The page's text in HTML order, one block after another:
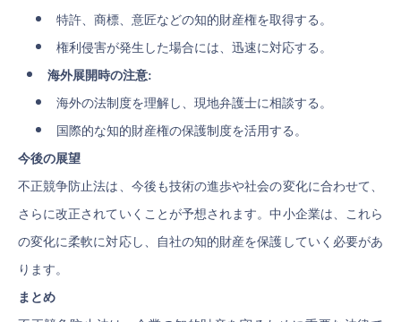
特許、商標、意匠などの知的財産権を取得する。
権利侵害が発生した場合には、迅速に対応する。
海外展開時の注意:
海外の法制度を理解し、現地弁護士に相談する。
国際的な知的財産権の保護制度を活用する。
今後の展望
不正競争防止法は、今後も技術の進歩や社会の変化に合わせて、
さらに改正されていくことが予想されます。中小企業は、これら
の変化に柔軟に対応し、自社の知的財産を保護していく必要があ
ります。
まとめ